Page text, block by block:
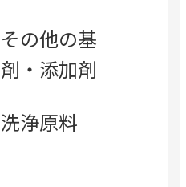
その他の基
剤・添加剤
洗浄原料